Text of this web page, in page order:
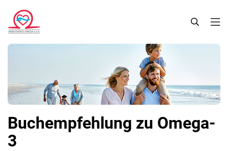
Buchempfehlung zu Omega-
3
Wo sind Omega-3-Fettsäuren enthalten?
Geschichte der Omega-3-Fettsäuren
Doppelherz Seefischöl Omega-3
Wissenschaftlicher Beirat
Prüfkriterien
Bildmaterial